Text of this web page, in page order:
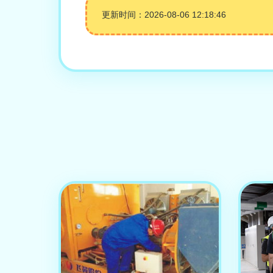
更新时间：2026-08-06 12:18:46